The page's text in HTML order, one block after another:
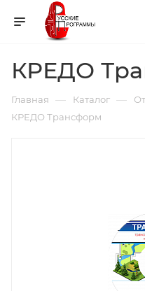
КРЕДО
Главная — Каталог —
КРЕДО Трансформ